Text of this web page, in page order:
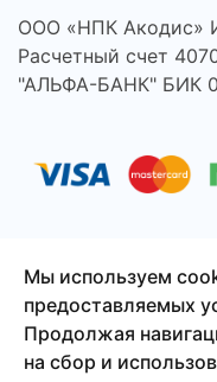
ООО «НПК Акодис»
Расчетный счет
"АЛЬФА-БАНК" БИК
© 2026 Акодис -
ноутбуков, планшетов и
Мы используем
предоставляемых
Продолжая
на сбор и